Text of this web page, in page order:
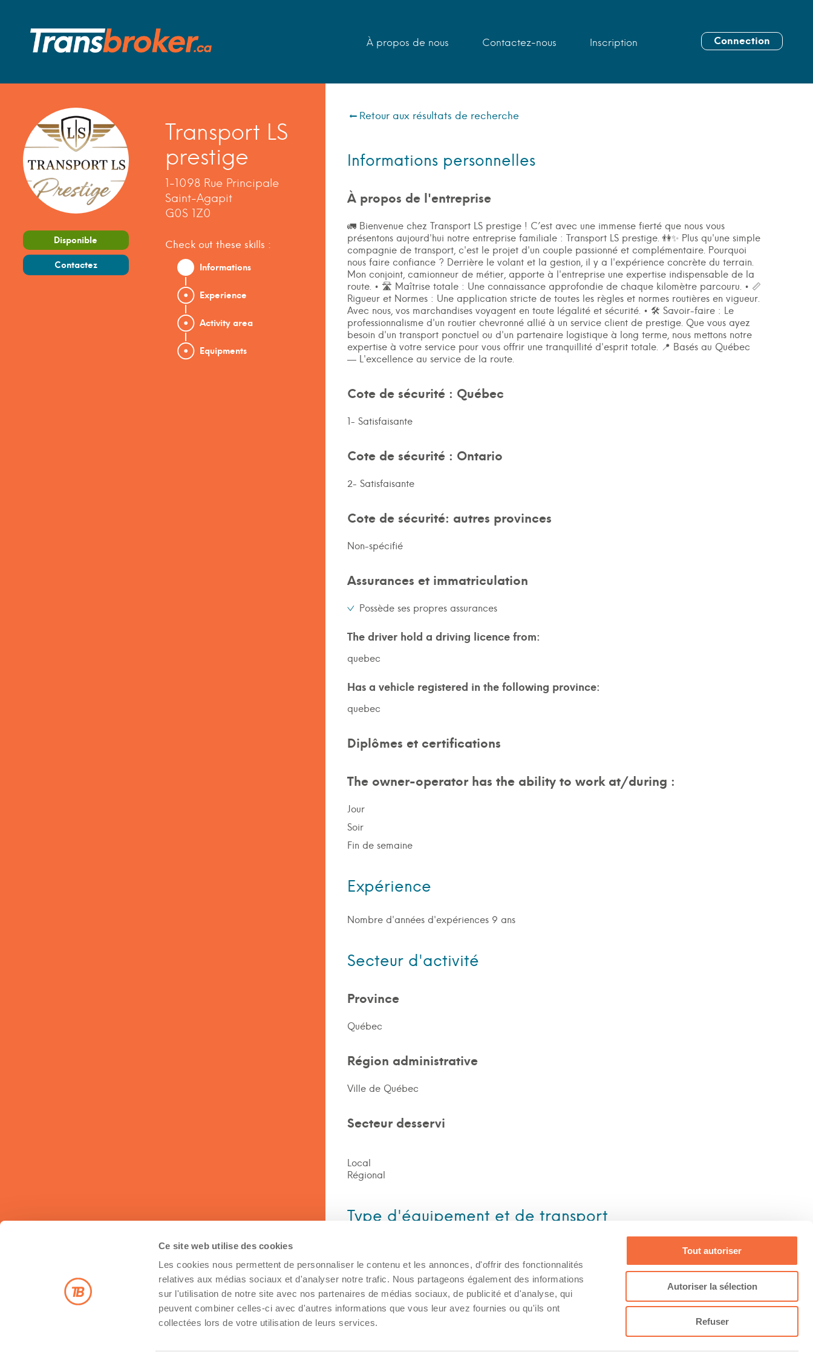
Ce site web utilise des cookies
Les cookies nous permettent de personnaliser le contenu et les annonces, d'offrir des fonctionnalités
relatives aux médias sociaux et d'analyser notre trafic. Nous partageons également des informations
sur l'utilisation de notre site avec nos partenaires de médias sociaux, de publicité et d'analyse, qui
peuvent combiner celles-ci avec d'autres informations que vous leur avez fournies ou qu'ils ont
collectées lors de votre utilisation de leurs services.
Tout autoriser
Autoriser la sélection
Refuser
À propos de nous Contactez-nous Inscription Connection
Disponible
Contactez
Transport LS
prestige
1-1098 Rue Principale
Saint-Agapit
G0S 1Z0
Check out these skills :
Informations
Experience
Activity area
Equipments
Retour aux résultats de recherche
Informations personnelles
À propos de l'entreprise
🚛 Bienvenue chez Transport LS prestige ! C’est avec une immense fierté que nous vous
présentons aujourd'hui notre entreprise familiale : Transport LS prestige. 👫✨ Plus qu'une simple
compagnie de transport, c'est le projet d'un couple passionné et complémentaire. Pourquoi
nous faire confiance ? Derrière le volant et la gestion, il y a l'expérience concrète du terrain.
Mon conjoint, camionneur de métier, apporte à l'entreprise une expertise indispensable de la
route. • 🛣️ Maîtrise totale : Une connaissance approfondie de chaque kilomètre parcouru. • 📏
Rigueur et Normes : Une application stricte de toutes les règles et normes routières en vigueur.
Avec nous, vos marchandises voyagent en toute légalité et sécurité. • 🛠️ Savoir-faire : Le
professionnalisme d'un routier chevronné allié à un service client de prestige. Que vous ayez
besoin d'un transport ponctuel ou d'un partenaire logistique à long terme, nous mettons notre
expertise à votre service pour vous offrir une tranquillité d'esprit totale. 📍 Basés au Québec
— L'excellence au service de la route.
Cote de sécurité : Québec
1- Satisfaisante
Cote de sécurité : Ontario
2- Satisfaisante
Cote de sécurité: autres provinces
Non-spécifié
Assurances et immatriculation
Possède ses propres assurances
The driver hold a driving licence from:
quebec
Has a vehicle registered in the following province:
quebec
Diplômes et certifications
The owner-operator has the ability to work at/during :
Jour
Soir
Fin de semaine
Expérience
Nombre d'années d'expériences 9 ans
Secteur d'activité
Province
Québec
Région administrative
Ville de Québec
Secteur desservi
Local
Régional
Type d'équipement et de transport
Pickup remorque
Type de transport
Inscrivez-vous à notre infolettre Conditions Facebook